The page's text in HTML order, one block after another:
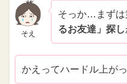
そえ
そっか…まずは
るお友達」探し
かえってハードル上が